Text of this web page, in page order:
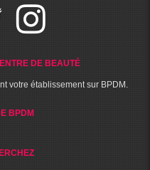
DE BEAUTÉ
votre établissement sur BPDM.
BPDM